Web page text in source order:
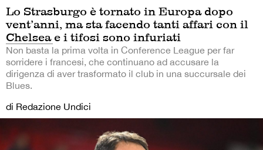
Lo Strasburgo è tornato in Europa dopo
vent’anni, ma sta facendo tanti affari con il
Chelsea e i tifosi sono infuriati
Non basta la prima volta in Conference League per far
sorridere i francesi, che continuano ad accusare la
dirigenza di aver trasformato il club in una succursale dei
Blues.
di Redazione Undici